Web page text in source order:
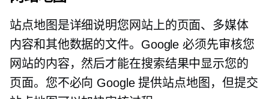
站点地图是详细说明您网站上的页面、多媒体
内容和其他数据的文件。Google 必须先审核您
网站的内容，然后才能在搜索结果中显示您的
页面。您不必向 Google 提供站点地图，但提交